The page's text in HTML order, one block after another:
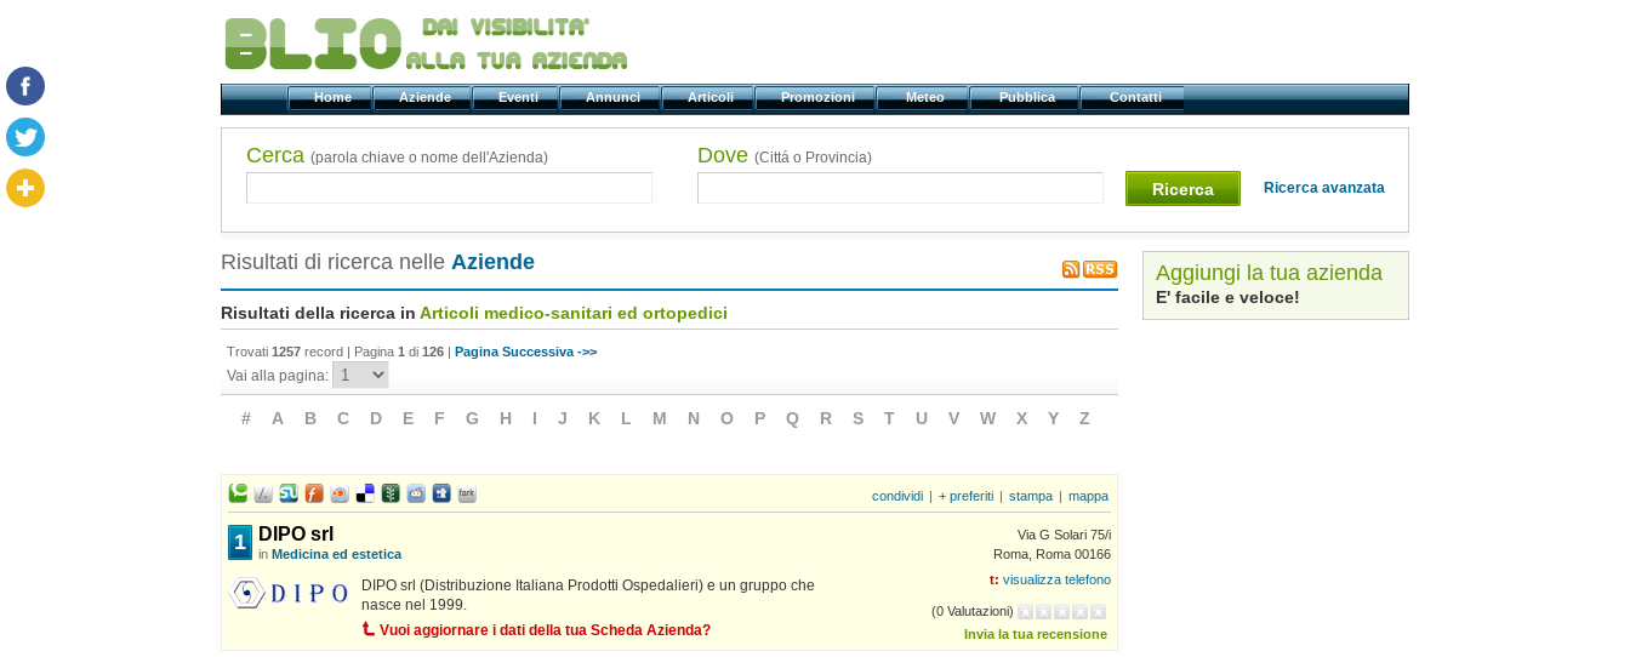
Home Aziende Eventi Annunci Articoli Promozioni Meteo Pubblica Contatti
Cerca (parola chiave o nome dell'Azienda) Dove(Cittá o Provincia)
Ricerca Ricerca avanzata
Risultati di ricerca nelle Aziende
Risultati della ricerca in Articoli medico-sanitari ed ortopedici
Trovati 1257 record | Pagina 1 di 126 Pagina Successiva ->>
Vai alla pagina:
# A B C D E F G H I J K L M N O P Q R S T U V W X Y Z
condividi + preferiti stampa mappa
1 DIPO srl
in Medicina ed estetica
DIPO srl (Distribuzione Italiana Prodotti Ospedalieri) e un gruppo che
nasce nel 1999.
Vuoi aggiornare i dati della tua Scheda Azienda?
Via G Solari 75/i
Roma, Roma 00166
t: visualizza telefono
(0 Valutazioni)
Invia la tua recensione
Aggiungi la tua azienda
E' facile e veloce!